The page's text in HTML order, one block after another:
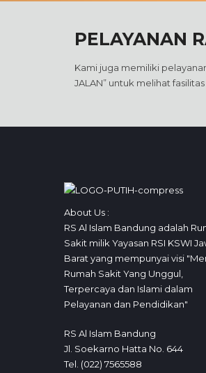
PELAYANAN
Kami juga memiliki
JALAN” untuk melihat
About Us :
RS Al Islam Bandung adalah
Sakit milik Yayasan RSI KSWI
Barat yang mempunyai visi
Rumah Sakit Yang Unggul,
Terpercaya dan Islami dalam
Pelayanan dan Pendidikan"
RS Al Islam Bandung
Jl. Soekarno Hatta No. 644
Tel. (022) 7565588